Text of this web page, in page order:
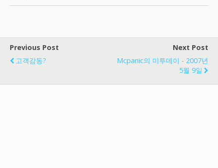
Previous Post
고객감동?
Next Post
Mcpanic의 미투데이 - 2007년
5월 9일